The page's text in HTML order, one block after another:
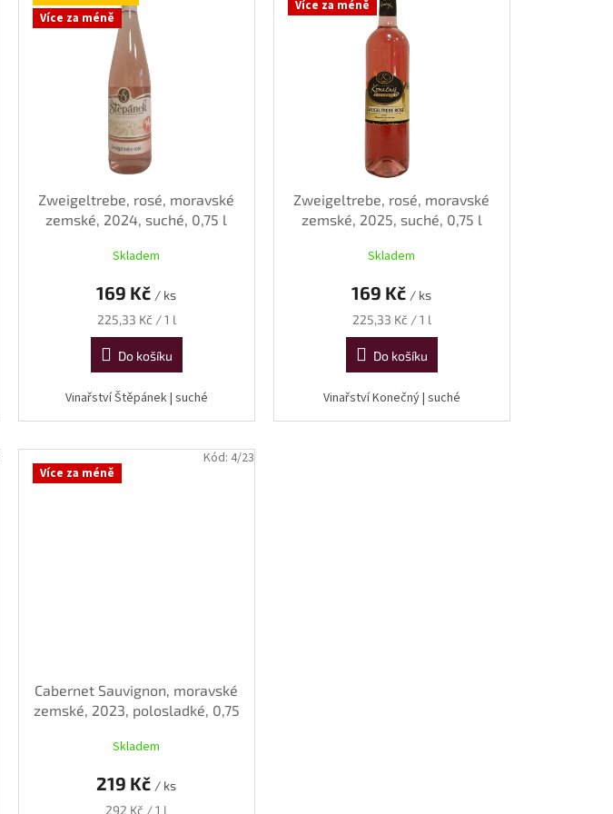
Více za méně
Zweigeltrebe, rosé, moravské
zemské, 2024, suché, 0,75 l
Skladem
169 Kč / ks
Měrná
cena:
225,33 Kč / 1 l
Do košíku
Vinařství Štěpánek | suché
Více za méně
Zweigeltrebe, rosé, moravské
zemské, 2025, suché, 0,75 l
Skladem
169 Kč / ks
Měrná
cena:
225,33 Kč / 1 l
Do košíku
Vinařství Konečný | suché
Více za méně
Cabernet Sauvignon, moravské
zemské, 2023, polosladké, 0,75
Skladem
219 Kč / ks
Měrná
292 Kč / 1 l
Kód: 4/23